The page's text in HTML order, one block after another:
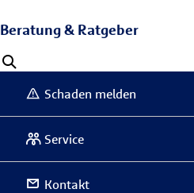
Beratung & Ratgeber
Schaden melden
Service
Kontakt